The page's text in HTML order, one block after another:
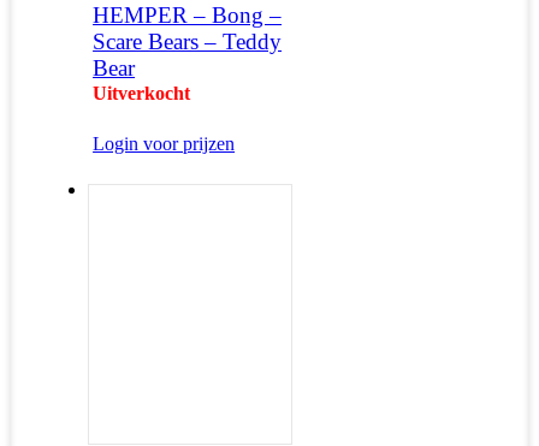
HEMPER – Bong –
Scare Bears – Teddy
Bear
Uitverkocht
Login voor prijzen